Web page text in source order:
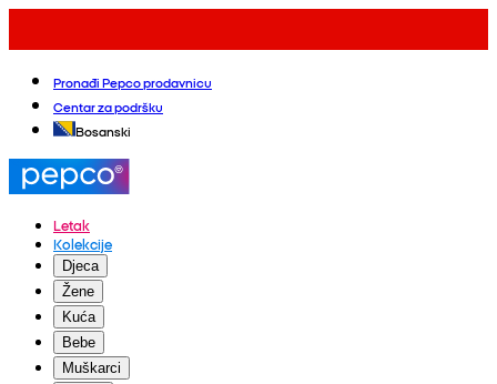
Pronađi Pepco prodavnicu
Centar za podršku
Bosanski
Letak
Kolekcije
Djeca
Žene
Kuća
Bebe
Muškarci